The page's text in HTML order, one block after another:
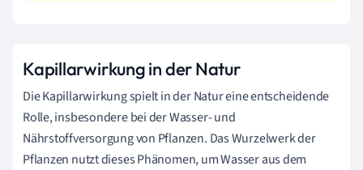
Kapillarwirkung in der Natur
Die Kapillarwirkung spielt in der Natur eine entscheidende
Rolle, insbesondere bei der Wasser- und
Nährstoffversorgung von Pflanzen. Das Wurzelwerk der
Pflanzen nutzt dieses Phänomen, um Wasser aus dem